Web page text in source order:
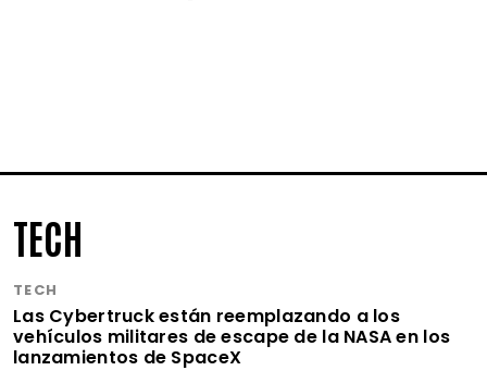
TECH
TECH
Las Cybertruck están reemplazando a los
vehículos militares de escape de la NASA en los
lanzamientos de SpaceX